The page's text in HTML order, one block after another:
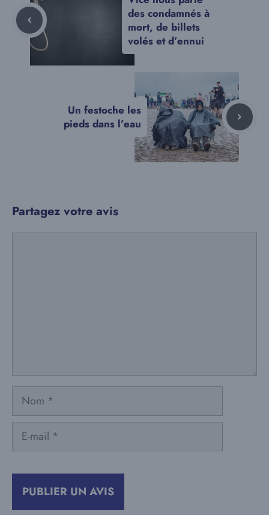
des condamnés à
mort, de billets
volés et d’ennui
Un festoche les
pieds dans l’eau
Partagez votre avis
Nom
mail